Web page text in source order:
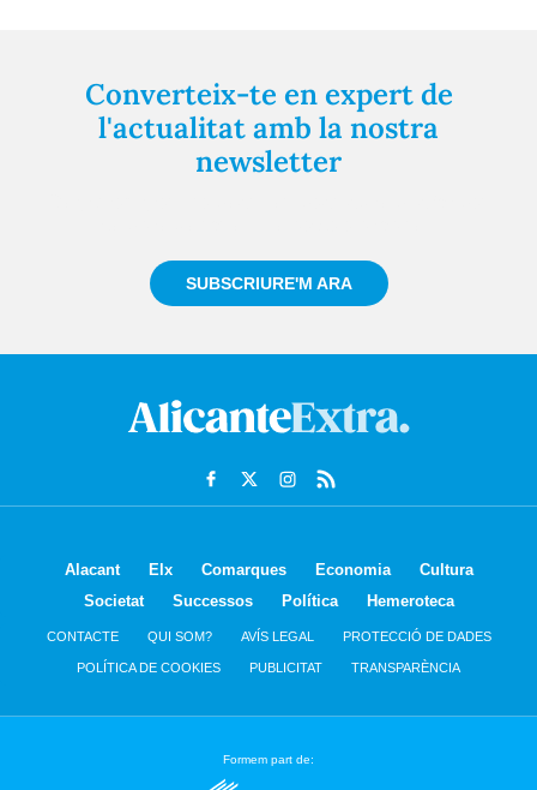
Converteix-te en expert de
l'actualitat amb la nostra
newsletter
SUBSCRIURE'M ARA
Alacant Elx Comarques Economia
Cultura
Societat
Successos Política Hemeroteca
CONTACTE QUI SOM? AVÍS LEGAL PROTECCIÓ DE DADES
POLÍTICA DE COOKIES PUBLICITAT TRANSPARÈNCIA
Formem part de: